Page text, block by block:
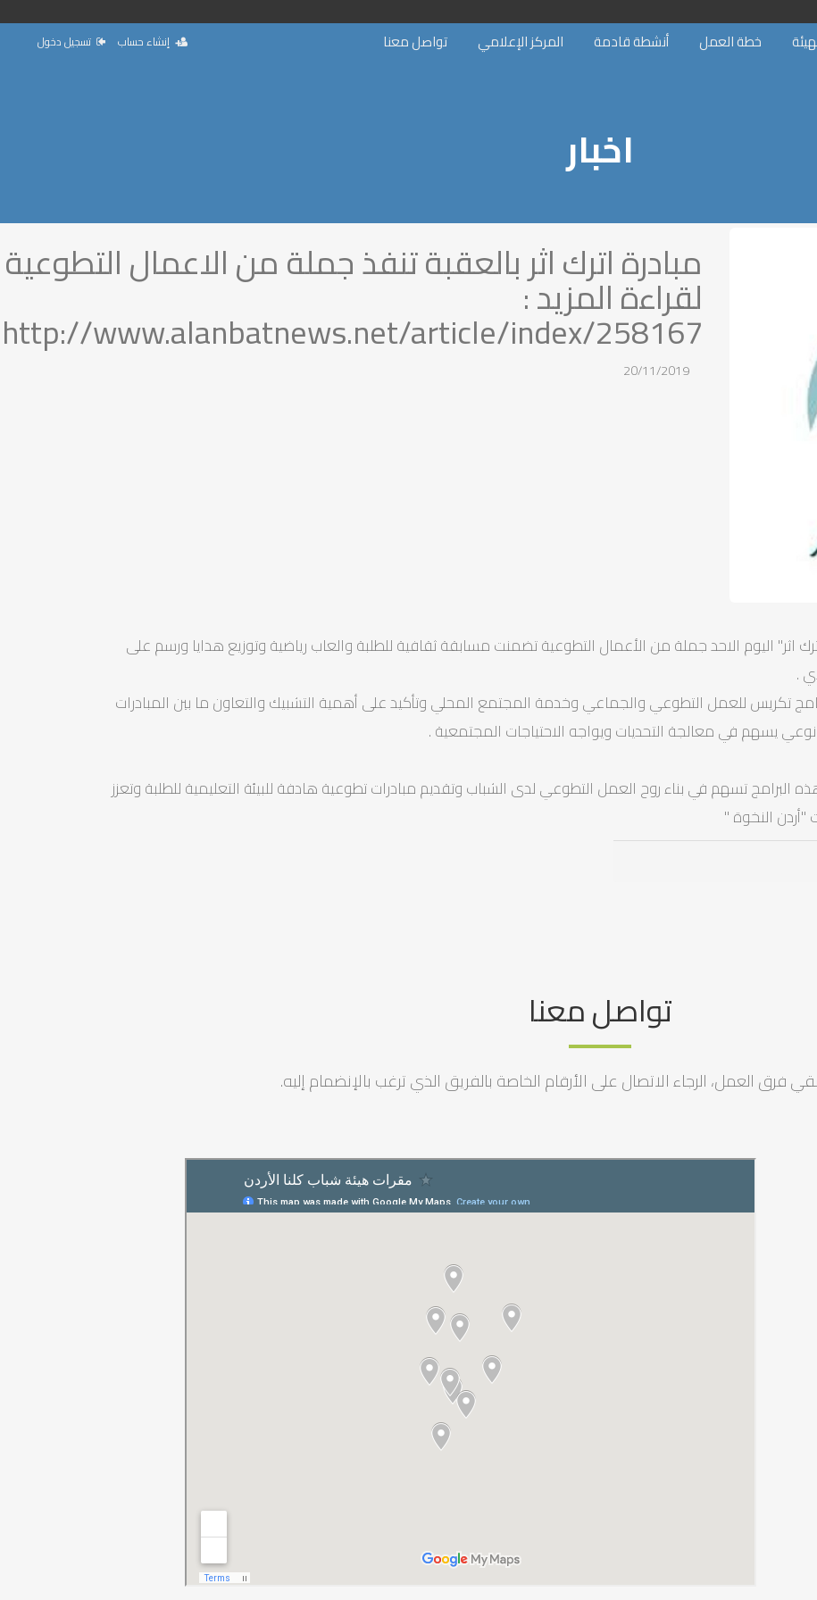
خطة العمل أنشطة قادمة المركز الإعلامي تواصل معنا إنشاء حساب تسجيل دخول
اخبار
مبادرة اترك اثر بالعقبة تنفذ جملة من الاعمال التطوعية
لقراءة المزيد :
http://www.alanbatnews.net/article/index/258167
20/11/2019
اثر" اليوم الاحد جملة من الأعمال التطوعية تضمنت مسابقة ثقافية للطلبة والعاب رياضية وتوزيع هدايا ورسم على
.
تكريس للعمل التطوعي والجماعي وخدمة المجتمع المحلي وتأكيد على أهمية التشبيك والتعاون ما بين المبادرات
نوعي يسهم في معالجة التحديات ويواجه الاحتياجات المجتمعية .
البرامج تسهم في بناء روح العمل التطوعي لدى الشباب وتقديم مبادرات تطوعية هادفة للبيئة التعليمية للطلبة وتعزز
"أردن النخوة "
تواصل معنا
فرق العمل، الرجاء الاتصال على الأرقام الخاصة بالفريق الذي ترغب بالإنضمام إليه.